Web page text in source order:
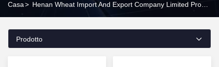
Casa>
Prodotto